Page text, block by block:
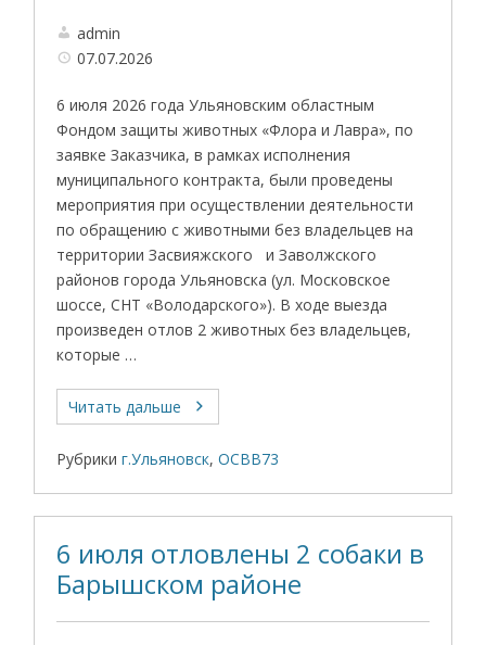
admin
07.07.2026
6 июля 2026 года Ульяновским областным
Фондом защиты животных «Флора и Лавра», по
заявке Заказчика, в рамках исполнения
муниципального контракта, были проведены
мероприятия при осуществлении деятельности
по обращению с животными без владельцев на
территории Засвияжского и Заволжского
районов города Ульяновска (ул. Московское
шоссе, СНТ «Володарского»). В ходе выезда
произведен отлов 2 животных без владельцев,
которые …
Читать дальше
Рубрики г.Ульяновск,ОСВВ73
6 июля отловлены 2 собаки в
Барышском районе